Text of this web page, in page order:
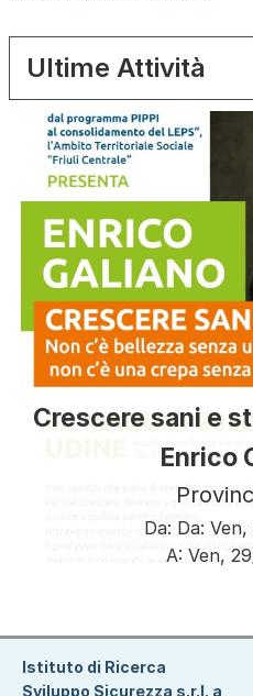
Ultime Attività
Crescere sani e
Enrico
Da: Da:
A: Ven,
Istituto di Ricerca
Sviluppo Sicurezza s.r.l. a